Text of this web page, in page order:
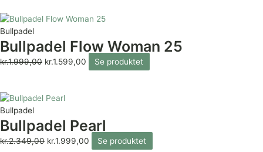
Bullpadel
Bullpadel Flow Woman 25
kr.1.999,00 kr.1.599,00 Se produktet
Bullpadel
Bullpadel Pearl
kr.2.349,00 kr.1.999,00 Se produktet